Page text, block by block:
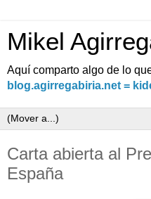
Mikel
Aquí comparto algo de lo
blog.agirregabiria.net =
Carta abierta al
España